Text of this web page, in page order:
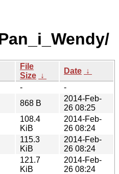
File
Size ↓
Date ↓
-
-
868 B
2014-Feb-
26 08:25
108.4
KiB
2014-Feb-
26 08:24
115.3
KiB
2014-Feb-
26 08:24
121.7
KiB
2014-Feb-
26 08:24